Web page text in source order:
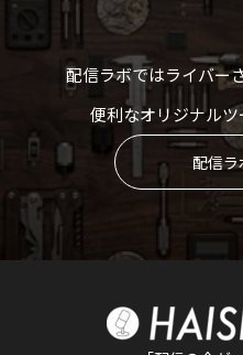
配信ラボではライバー
便利なオリジナルツ
配信